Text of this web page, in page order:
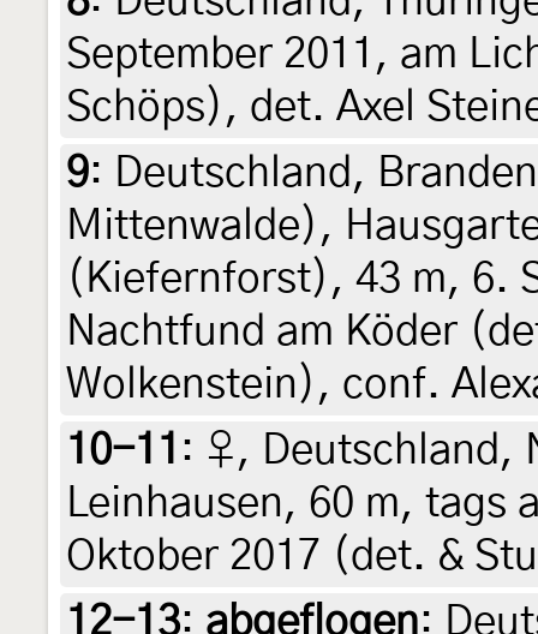
September 2011, am
Schöps), det. Axel
9: Deutschland,
Mittenwalde),
(Kiefernforst), 43 m, 6.
Nachtfund am Köder
Wolkenstein), conf.
10-11 : ♀, Deutschland,
Leinhausen, 60 m, tags
Oktober 2017 (det. &
12-13: abgeflogen: